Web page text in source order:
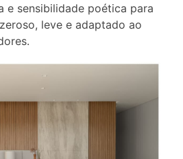
e sensibilidade poética para
leve e adaptado ao